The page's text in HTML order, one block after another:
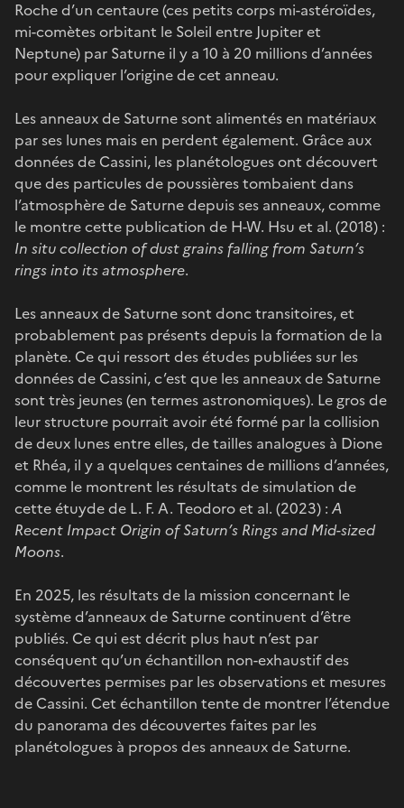
Roche d’un centaure (ces petits corps mi-astéroïdes,
mi-comètes orbitant le Soleil entre Jupiter et
Neptune) par Saturne il y a 10 à 20 millions d’années
pour expliquer l’origine de cet anneau.
Les anneaux de Saturne sont alimentés en matériaux
par ses lunes mais en perdent également. Grâce aux
données de Cassini, les planétologues ont découvert
que des particules de poussières tombaient dans
l’atmosphère de Saturne depuis ses anneaux, comme
le montre cette publication de H-W. Hsu et al. (2018) :
In situ collection of dust grains falling from Saturn’s
rings into its atmosphere.
Les anneaux de Saturne sont donc transitoires, et
probablement pas présents depuis la formation de la
planète. Ce qui ressort des études publiées sur les
données de Cassini, c’est que les anneaux de Saturne
sont très jeunes (en termes astronomiques). Le gros de
leur structure pourrait avoir été formé par la collision
de deux lunes entre elles, de tailles analogues à Dione
et Rhéa, il y a quelques centaines de millions d’années,
comme le montrent les résultats de simulation de
cette étuyde de L. F. A. Teodoro et al. (2023) : A
Recent Impact Origin of Saturn’s Rings and Mid-sized
Moons.
En 2025, les résultats de la mission concernant le
système d’anneaux de Saturne continuent d’être
publiés. Ce qui est décrit plus haut n’est par
conséquent qu’un échantillon non-exhaustif des
découvertes permises par les observations et mesures
de Cassini. Cet échantillon tente de montrer l’étendue
du panorama des découvertes faites par les
planétologues à propos des anneaux de Saturne.